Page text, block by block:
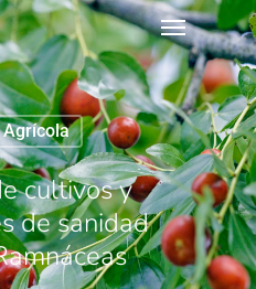
cultivos y
de sanidad